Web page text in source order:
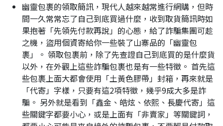
幽靈包裹的領取簡訊，現代人越來越常進行網購，但時
間一久常常忘了自己到底買過什麼，收到取貨簡訊時如
果抱著「先領先付款再說」的心態，給了詐騙集團可趁
之機，盜用個資寄給你一些裝了山寨品的「幽靈包
裹」。 領取包裹前，除了先查證自己到底買的是什麼貨
以外，在外觀上這些詐騙包裹也是有一些特徵。 首先這
些包裹上面大都會使用「土黃色膠帶」封箱，再來就是
「代寄」字樣，只要有這2項特徵，幾乎9成大多是詐
騙。 另外就是看到「鑫金、皓炫、依熙、長慶代寄」這
些關鍵字都要小心，或是上面有「非賣家」等關鍵詞，